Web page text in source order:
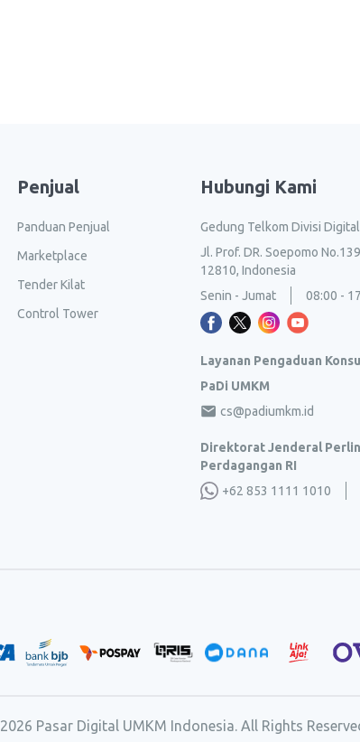
Penjual
Panduan Penjual
Marketplace
Tender Kilat
Control Tower
Hubungi Kami
Gedung Telkom Divisi
Jl. Prof. DR. Soepomo
12810, Indonesia
Senin - Jumat
08:00 -
Layanan Pengaduan
PaDi UMKM
cs@padiumkm.id
Direktorat Jenderal
Perdagangan RI
+62 853 1111 1010
2026 Pasar Digital UMKM Indonesia. All Rights